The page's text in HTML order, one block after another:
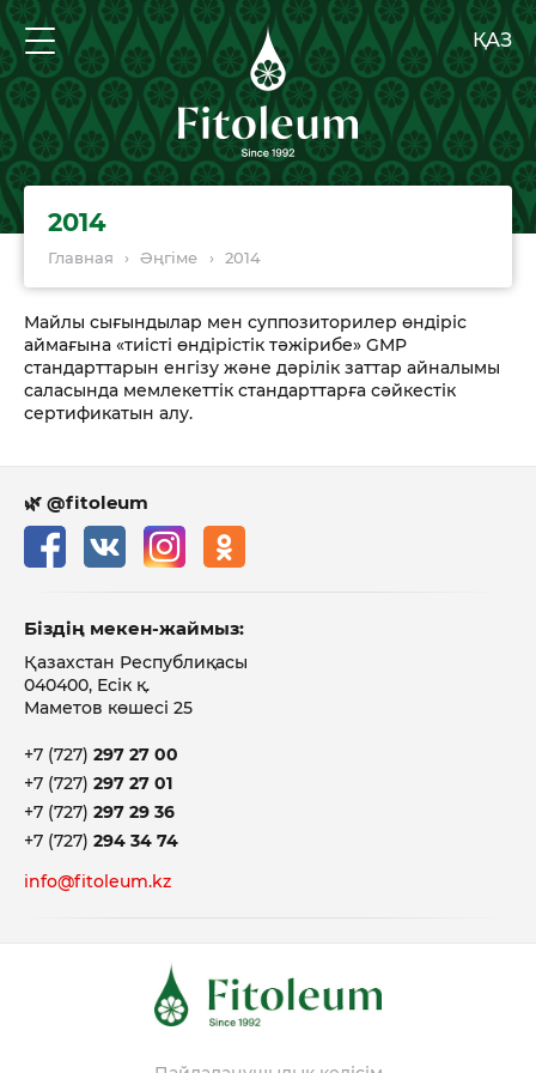
ҚАЗ
Главная › Әңгіме › 2014
2014
Майлы сығындылар мен суппозиторилер өндіріс
аймағына «тиісті өндірістік тәжірибе» GMP
стандарттарын енгізу және дәрілік заттар айналымы
саласында мемлекеттік стандарттарға сәйкестік
сертификатын алу.
🌿 @fitoleum
Біздің мекен-жаймыз:
Қазахстан Республиқасы
040400, Есік қ.
Маметов көшесі 25
+7 (727) 297 27 00
+7 (727) 297 27 01
+7 (727) 297 29 36
+7 (727) 294 34 74
info@fitoleum.kz